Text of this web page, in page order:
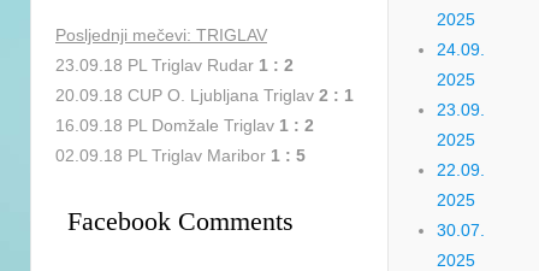
Posljednji mečevi: TRIGLAV
23.09.18 PL Triglav Rudar 1 : 2
20.09.18 CUP O. Ljubljana Triglav 2 : 1
16.09.18 PL Domžale Triglav 1 : 2
02.09.18 PL Triglav Maribor 1 : 5
Facebook Comments
2025
24.09.
2025
23.09.
2025
22.09.
2025
30.07.
2025